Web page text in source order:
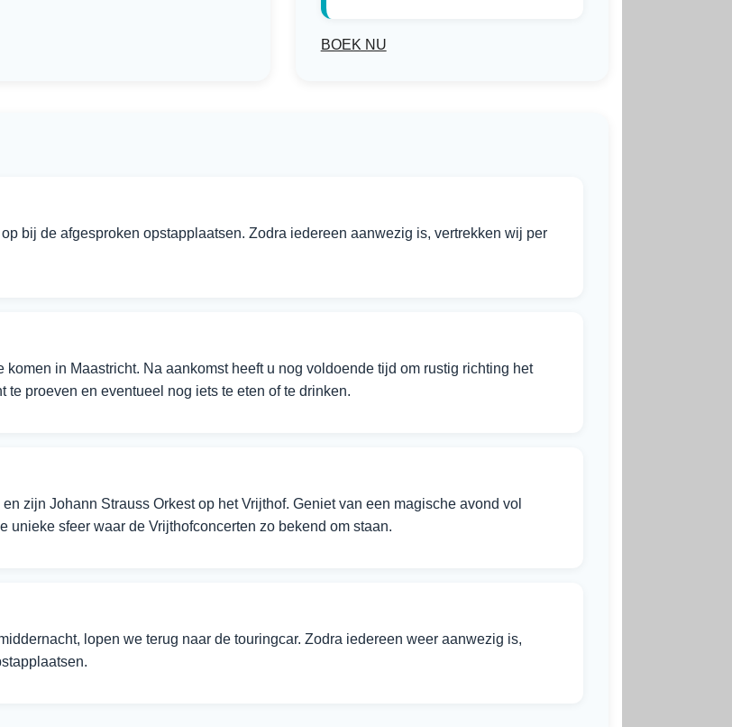
BOEK NU
bij de afgesproken opstapplaatsen. Zodra iedereen aanwezig is, vertrekken wij per
in Maastricht. Na aankomst heeft u nog voldoende tijd om rustig richting het
proeven en eventueel nog iets te eten of te drinken.
zijn Johann Strauss Orkest op het Vrijthof. Geniet van een magische avond vol
unieke sfeer waar de Vrijthofconcerten zo bekend om staan.
lopen we terug naar de touringcar. Zodra iedereen weer aanwezig is,